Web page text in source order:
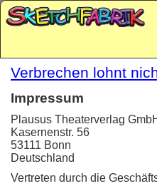
Verbrechen lohnt
Impressum
Plausus Theaterverlag
Kasernenstr. 56
53111 Bonn
Deutschland
Vertreten durch die